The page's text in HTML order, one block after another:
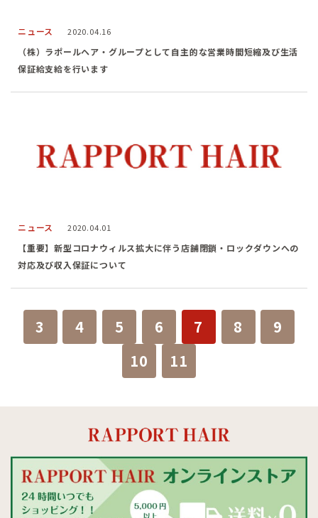
ニュース 2020.04.16
（株）ラポールヘア・グループとして自主的な営業時間短縮及び生活
保証給支給を行います
ニュース 2020.04.01
【重要】新型コロナウィルス拡大に伴う店舗閉鎖・ロックダウンへの
対応及び収入保証について
3 4 5 6 7 8
9
10
11